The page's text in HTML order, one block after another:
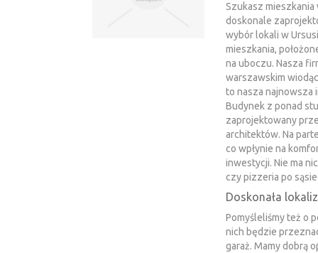
Szukasz
doskonale
wybór lokali w
mieszkania,
na uboczu. Nasza
warszawskim
to nasza najnowsza
Budynek z ponad
zaprojektowany
architektów. Na
co wpłynie na
inwestycji. Nie ma
czy pizzeria po
Doskonała
Pomyśleliśmy też o
nich będzie
garaż. Mamy dobrą